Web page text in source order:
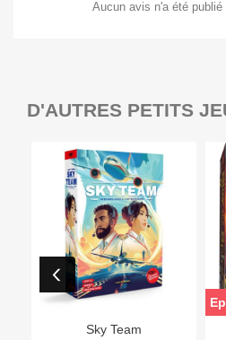
Aucun avis n'a été publié
D'AUTRES PETITS
Sky Team